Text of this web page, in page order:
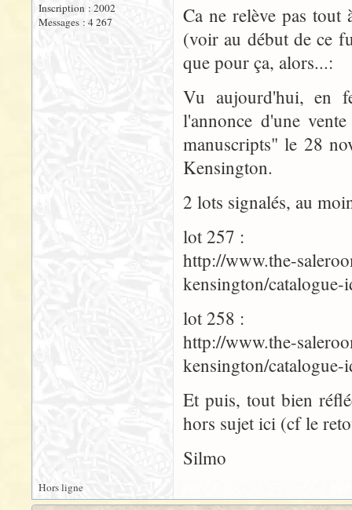
Inscription : 2002
Messages : 4 267
Ca ne relève pas tout
(voir au début de ce
que pour ça, alors...:
Vu aujourd'hui, en
l'annonce d'une
manuscripts" le 28
Kensington.
2 lots signalés, au
lot 257 :
http://www.the-
kensington/
lot 258 :
http://www.the-
kensington/
Et puis, tout bien
hors sujet ici (cf le
Silmo
Hors ligne